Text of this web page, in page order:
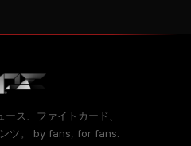
ース、ファイトカード、
ツ。 by fans, for fans.